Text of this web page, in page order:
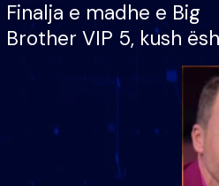
Finalja e madhe e Big
Brother VIP 5, kush
banori i parë që lë
dhe humb mundësinë
të fituar çmimin e madh